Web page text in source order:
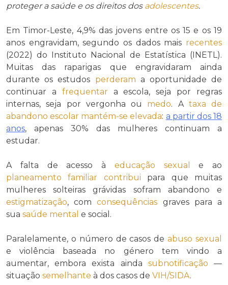
proteger a saúde e os direitos dos adolescentes.
Em Timor-Leste, 4,9% das jovens entre os 15 e os 19
anos engravidam, segundo os dados mais recentes
(2022) do Instituto Nacional de Estatística (INETL).
Muitas das raparigas que engravidaram ainda
durante os estudos perderam a oportunidade de
continuar a frequentara escola, seja por regras
internas, seja por vergonha ou medo. A taxa de
abandono escolar mantém-se elevada: a partir dos 18
anos, apenas 30% das mulheres continuam a
estudar.
A falta de acesso à educação sexual
e ao
planeamento familiar
contribui para que muitas
mulheres solteiras grávidas sofram abandono e
estigmatização, comconsequências graves para a
sua saúde mental e social.
Paralelamente, o número de casos deabuso sexual
e violência baseada no género tem vindo a
aumentar, embora exista ainda subnotificação —
situação semelhante à dos casos de VIH/SIDA.